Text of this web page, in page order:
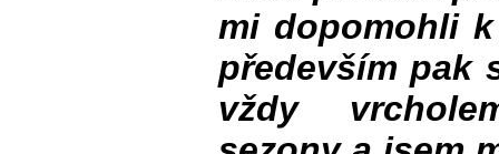
mi dopomohli
především pak
vždy